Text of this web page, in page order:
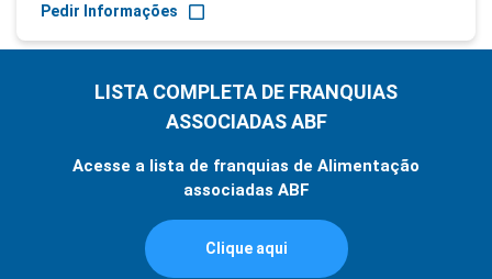
Pedir Informações
LISTA COMPLETA DE FRANQUIAS
ASSOCIADAS ABF
Acesse a lista de franquias de Alimentação
associadas ABF
Clique aqui